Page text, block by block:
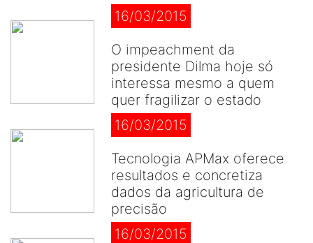
16/03/2015
O impeachment da
presidente Dilma hoje só
interessa mesmo a quem
quer fragilizar o estado
16/03/2015
Tecnologia APMax oferece
resultados e concretiza
dados da agricultura de
precisão
16/03/2015